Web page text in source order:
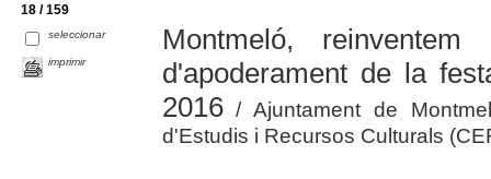
18 / 159
seleccionar
imprimir
Montmeló,
d'apoderament de la
2016/ Ajuntament de
d'Estudis i Recursos Culturals